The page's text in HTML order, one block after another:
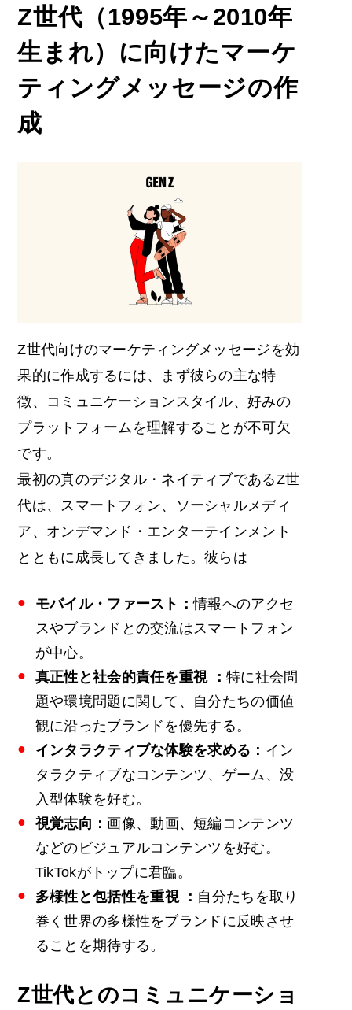
Z世代（1995年～2010年
生まれ）に向けたマーケ
ティングメッセージの作
成
Z世代向けのマーケティングメッセージを効
果的に作成するには、まず彼らの主な特
徴、コミュニケーションスタイル、好みの
プラットフォームを理解することが不可欠
です。
最初の真のデジタル・ネイティブであるZ世
代は、スマートフォン、ソーシャルメディ
ア、オンデマンド・エンターテインメント
とともに成長してきました。彼らは
モバイル・ファースト：情報へのアクセ
スやブランドとの交流はスマートフォン
が中心。
真正性と社会的責任を重視： 特に社会問
題や環境問題に関して、自分たちの価値
観に沿ったブランドを優先する。
インタラクティブな体験を求める： イン
タラクティブなコンテンツ、ゲーム、没
入型体験を好む。
視覚志向： 画像、動画、短編コンテンツ
などのビジュアルコンテンツを好む。
TikTokがトップに君臨。
多様性と包括性を重視： 自分たちを取り
巻く世界の多様性をブランドに反映させ
ることを期待する。
Z世代とのコミュニケーショ